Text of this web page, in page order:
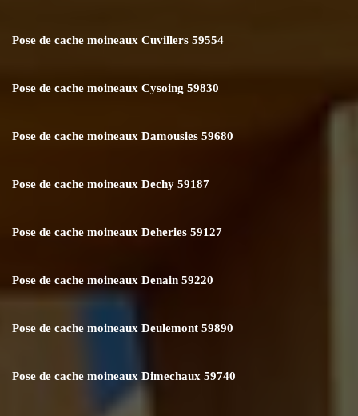
Pose de cache moineaux Cuvillers 59554
Pose de cache moineaux Cysoing 59830
Pose de cache moineaux Damousies 59680
Pose de cache moineaux Dechy 59187
Pose de cache moineaux Deheries 59127
Pose de cache moineaux Denain 59220
Pose de cache moineaux Deulemont 59890
Pose de cache moineaux Dimechaux 59740